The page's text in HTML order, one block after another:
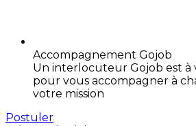
Accompagnement Gojob
Un interlocuteur Gojob est à
pour vous accompagner à
votre mission
Postuler